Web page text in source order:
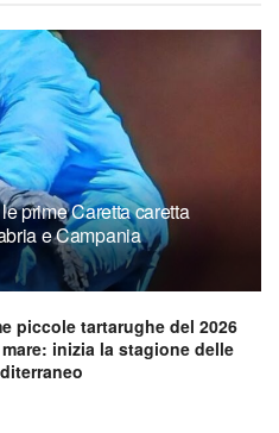
prime Caretta caretta
e Campania
piccole tartarughe del 2026
inizia la stagione delle